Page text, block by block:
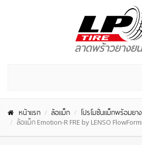
หน้าแรก ล้อแม็ก
โปรโมชั่นแม็กพร้อมยา
ล้อแม็ก Emotion-R FRE by LENSO